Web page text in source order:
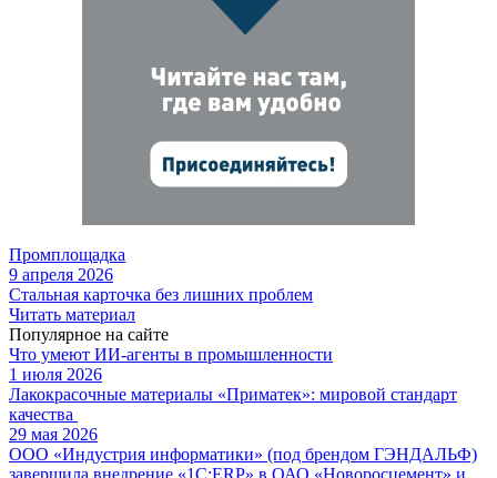
Промплощадка
9 апреля 2026
Стальная карточка без лишних проблем
Читать материал
Популярное на сайте
Что умеют ИИ-агенты в промышленности
1 июля 2026
Лакокрасочные материалы «Приматек»: мировой стандарт
качества
29 мая 2026
ООО «Индустрия информатики» (под брендом ГЭНДАЛЬФ)
завершила внедрение «1С:ERP» в ОАО «Новоросцемент» и